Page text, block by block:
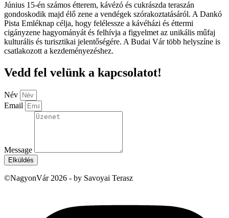
Június 15-én számos étterem, kávézó és cukrászda teraszán
gondoskodik majd élő zene a vendégek szórakoztatásáról. A Dankó
Pista Emléknap célja, hogy felélessze a kávéházi és éttermi
cigányzene hagyományát és felhívja a figyelmet az unikális műfaj
kulturális és turisztikai jelentőségére. A Budai Vár több helyszíne is
csatlakozott a kezdeményezéshez.
Vedd fel velünk a kapcsolatot!
Név
Email
Message
Elküldés
©NagyonVár 2026 - by Savoyai Terasz